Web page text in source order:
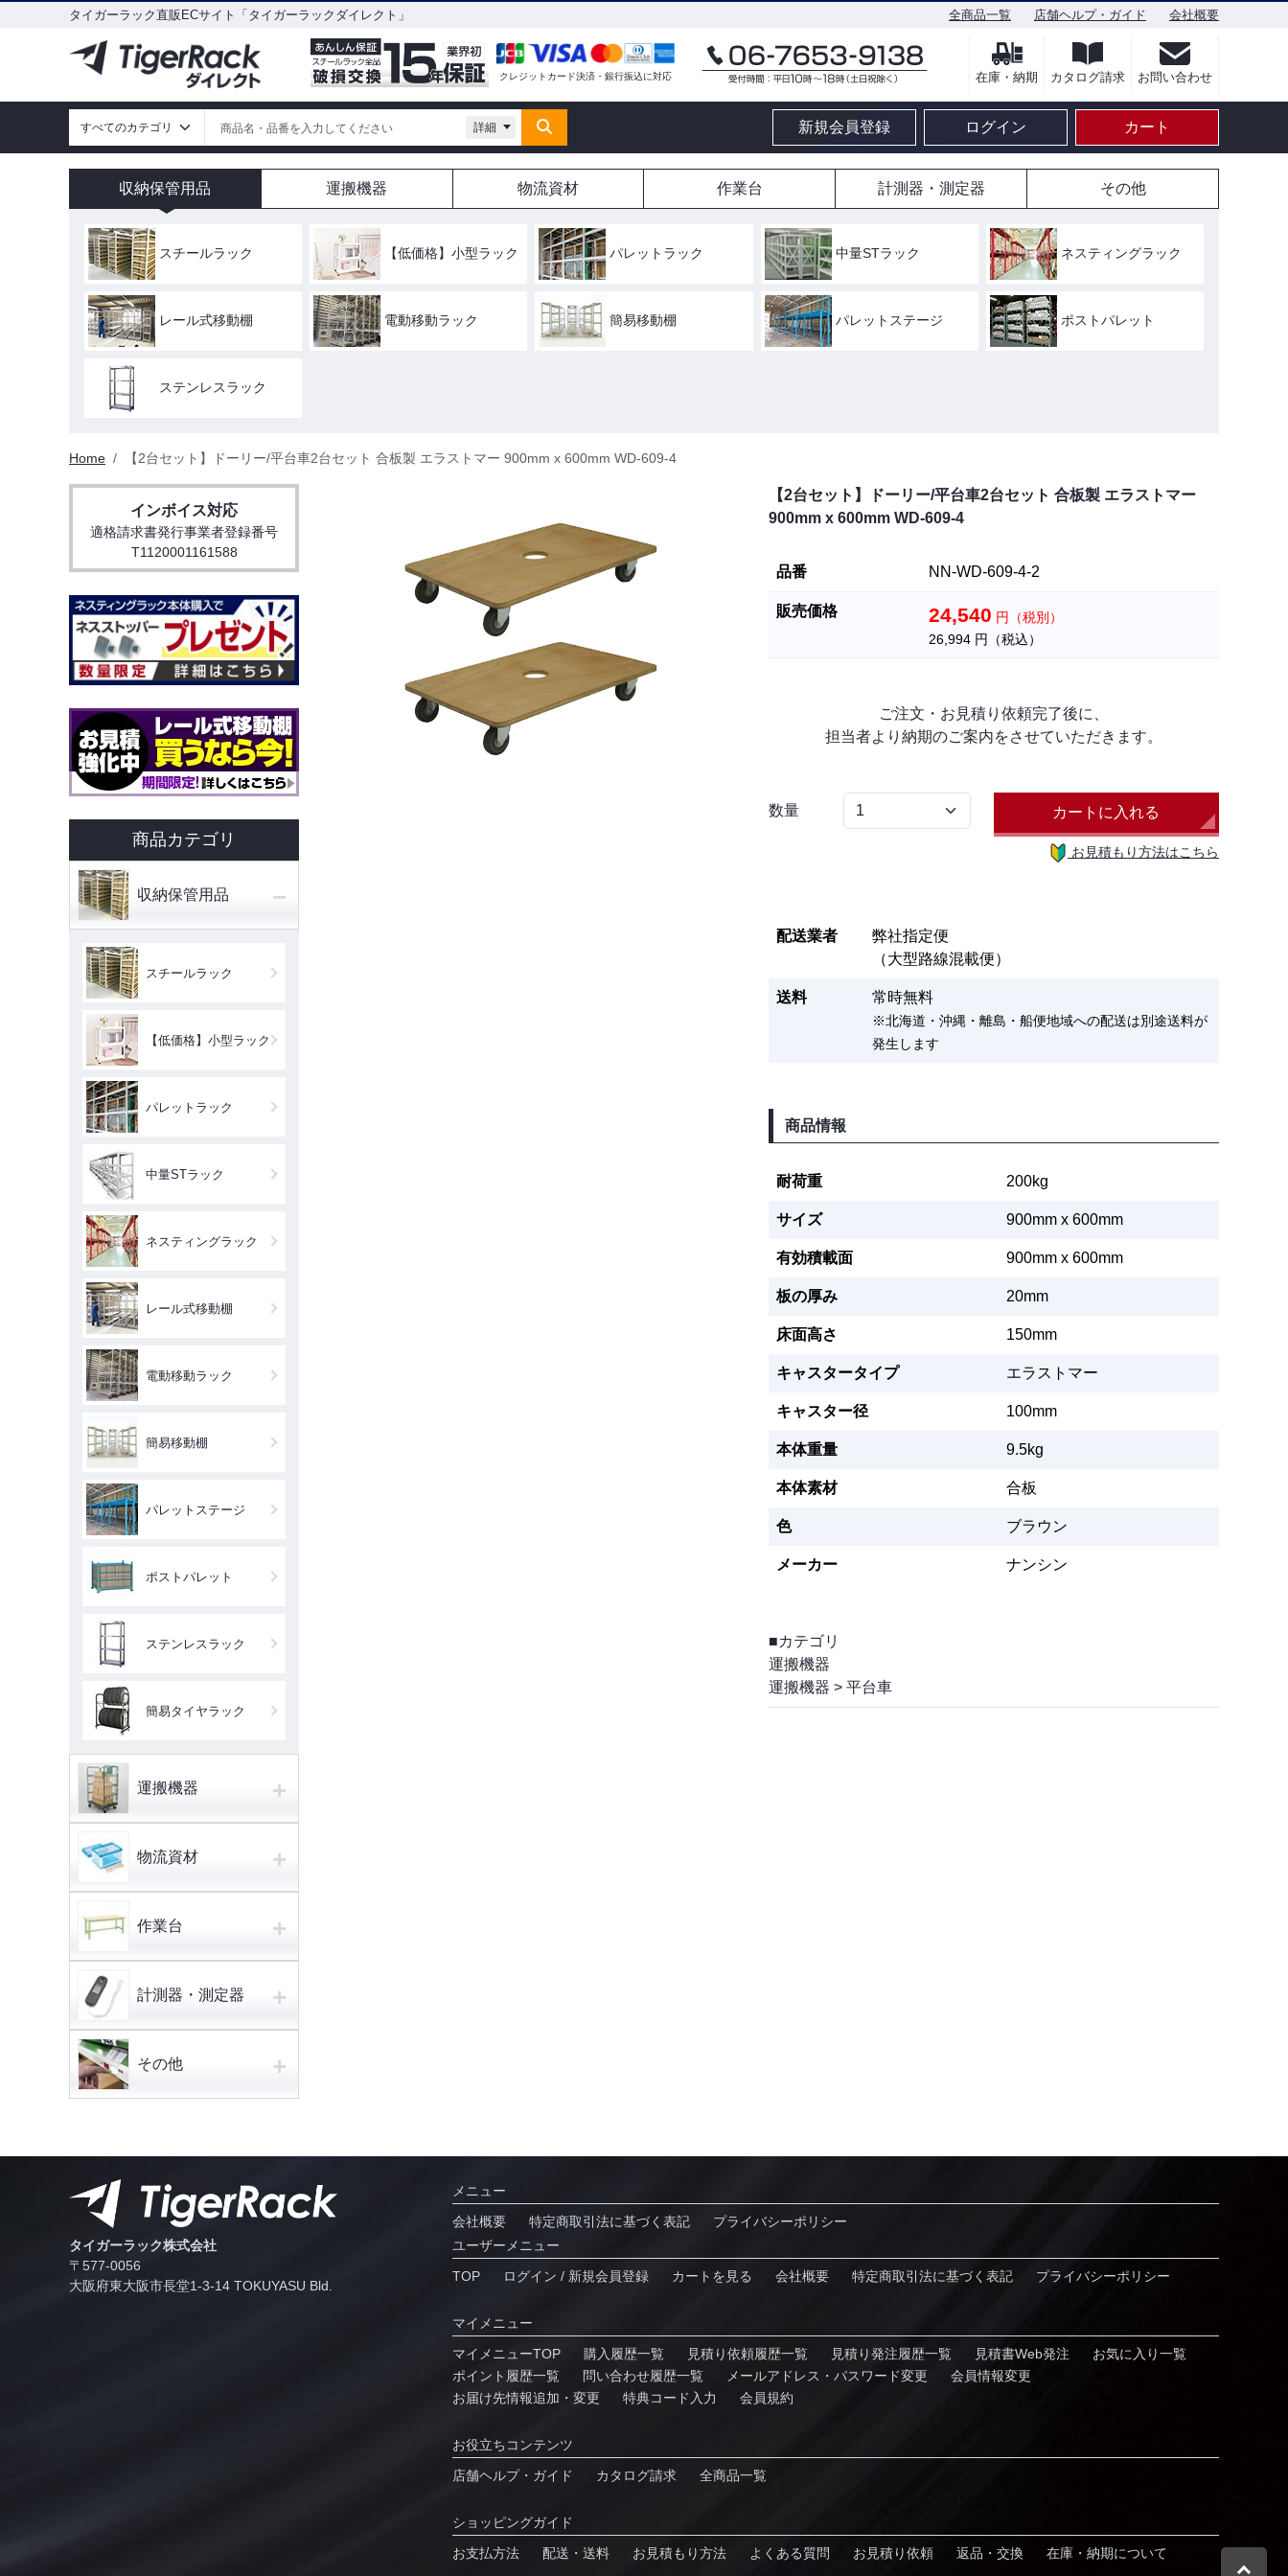
タイガーラック直販ECサイト「タイガーラックダイレクト」 全商品一覧 店舗ヘルプ・ガイド 会社概要
クレジットカード決済・銀行振込に対応 在庫・納期 カタログ請求 お問い合わせ
詳細 新規会員登録 ログイン カート
収納保管用品 運搬機器 物流資材 作業台 計測器・測定器 その他
スチールラック 【低価格】小型ラック パレットラック 中量STラック ネスティングラック
レール式移動棚 電動移動ラック 簡易移動棚 パレットステージ ポストパレット
ステンレスラック
Home 【2台セット】ドーリー/平台車2台セット 合板製 エラストマー 900mm x 600mm WD-609-4
【2台セット】ドーリー/平台車2台セット 合板製 エラストマー
900mm x 600mm WD-609-4
品番 NN-WD-609-4-2
販売価格 24,540 円（税別）
26,994 円（税込）
ご注文・お見積り依頼完了後に、
担当者より納期のご案内をさせていただきます。
数量 カートに入れる
お見積もり方法はこちら
配送業者
弊社指定便
（大型路線混載便）
送料 常時無料
※北海道・沖縄・離島・船便地域への配送は別途送料が
発生します
商品情報
耐荷重 200kg
サイズ 900mm x 600mm
有効積載面 900mm x 600mm
板の厚み 20mm
床面高さ 150mm
キャスタータイプ エラストマー
キャスター径 100mm
本体重量 9.5kg
本体素材 合板
色 ブラウン
メーカー ナンシン
■カテゴリ
運搬機器
運搬機器 > 平台車
インボイス対応
適格請求書発行事業者登録番号
T1120001161588
商品カテゴリ
収納保管用品 −
スチールラック
【低価格】小型ラック
パレットラック
中量STラック
ネスティングラック
レール式移動棚
電動移動ラック
簡易移動棚
パレットステージ
ポストパレット
ステンレスラック
簡易タイヤラック
運搬機器 +
物流資材 +
作業台 +
計測器・測定器 +
その他 +
タイガーラック株式会社
〒577-0056
⼤阪府東⼤阪市⻑堂1-3-14 TOKUYASU Bld.
メニュー
会社概要
特定商取引法に基づく表記
プライバシーポリシー
ユーザーメニュー
TOP
ログイン / 新規会員登録 カートを見る 会社概要 特定商取引法に基づく表記 プライバシーポリシー
マイメニュー
マイメニューTOP
購入履歴一覧 ⾒積り依頼履歴⼀覧 ⾒積り発注履歴⼀覧 見積書Web発注
お気に⼊り⼀覧
ポイント履歴⼀覧
問い合わせ履歴⼀覧 メールアドレス・パスワード変更
会員情報変更
お届け先情報追加・変更
特典コード⼊⼒ 会員規約
お役⽴ちコンテンツ
店舗ヘルプ・ガイド
カタログ請求 全商品一覧
ショッピングガイド
お⽀払⽅法
配送・送料 お見積もり方法 よくある質問 お⾒積り依頼 返品・交換 在庫・納期について